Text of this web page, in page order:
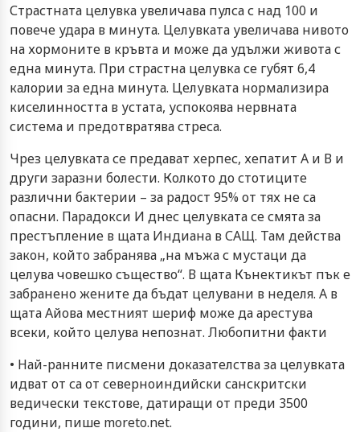
Страстната целувка увеличава пулса с над 100 и
повече удара в минута. Целувката увеличава нивото
на хормоните в кръвта и може да удължи живота с
една минута. При страстна целувка се губят 6,4
калории за една минута. Целувката нормализира
киселинността в устата, успокоява нервната
система и предотвратява стреса.
Чрез целувката се предават херпес, хепатит А и В и
други заразни болести. Колкото до стотиците
различни бактерии – за радост 95% от тях не са
опасни. Парадокси И днес целувката се смята за
престъпление в щата Индиана в САЩ. Там действа
закон, който забранява „на мъжа с мустаци да
целува човешко същество“. В щата Кънектикът пък е
забранено жените да бъдат целувани в неделя. А в
щата Айова местният шериф може да арестува
всеки, който целува непознат. Любопитни факти
• Най-ранните писмени доказателства за целувката
идват от са от северноиндийски санскритски
ведически текстове, датиращи от преди 3500
години, пише moreto.net.